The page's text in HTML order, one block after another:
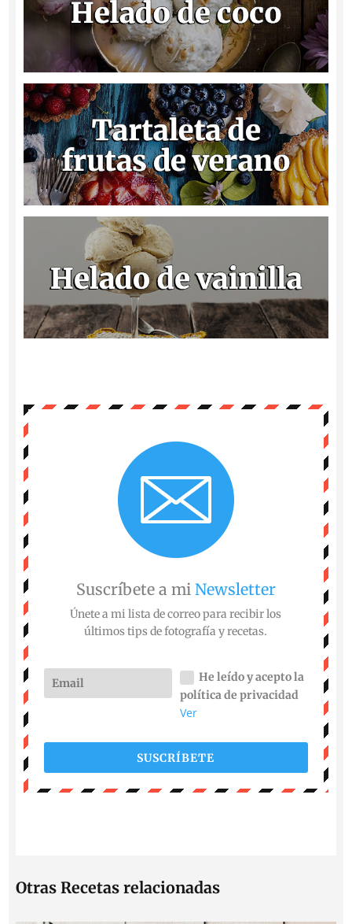
Suscríbete a mi Newsletter
Únete a mi lista de correo para recibir los
últimos tips de fotografía y recetas.
He leído y acepto la
política de privacidad
Ver
SUSCRÍBETE
Otras Recetas relacionadas